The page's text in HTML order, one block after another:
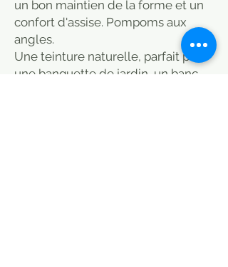
un bon maintien de la forme et un
confort d'assise. Pompoms aux
angles.
Une teinture naturelle, parfait pour
une banquette de jardin, un banc